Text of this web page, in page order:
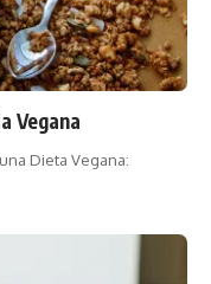
Vegana
Dieta Vegana: